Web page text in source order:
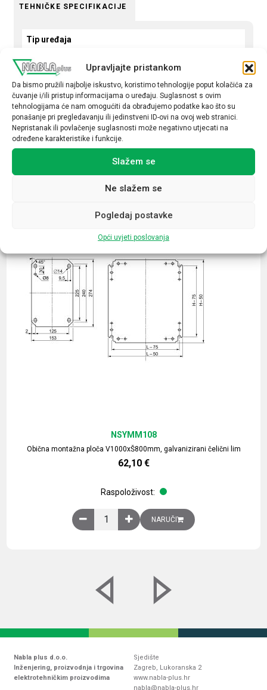
Upravljajte pristankom
Da bismo pružili najbolje iskustvo, koristimo tehnologije poput kolačića za
čuvanje i/ili pristup informacijama o uređaju. Suglasnost s ovim
tehnologijama će nam omogućiti da obrađujemo podatke kao što su
ponašanje pri pregledavanju ili jedinstveni ID-ovi na ovoj web stranici.
Nepristanak ili povlačenje suglasnosti može negativno utjecati na
određene karakteristike i funkcije.
Slažem se
Ne slažem se
Pogledaj postavke
Opći uvjeti poslovanja
TEHNIČKE SPECIFIKACIJE
Tip uređaja
Sklopka
serijska
Povezani proizvodi
Obična montažna ploča V1000xŠ800mm, galvanizirani čelični lim
NSYMM108
62,10 €
Raspoloživost:
Obična montažna ploča V1000xŠ800mm,
NARUČI
Nabla plus d.o.o.
Inženjering, proizvodnja i trgovina
elektrotehničkim proizvodima
Sjedište
Zagreb, Lukoranska 2
www.nabla-plus.hr
nabla@nabla-plus.hr